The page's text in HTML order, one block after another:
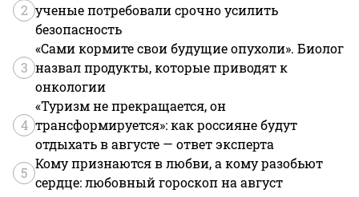
2 ученые потребовали срочно усилить
безопасность
3
«Сами кормите свои будущие опухоли». Биолог
назвал продукты, которые приводят к
онкологии
4
«Туризм не прекращается, он
трансформируется»: как россияне будут
отдыхать в августе — ответ эксперта
5
Кому признаются в любви, а кому разобьют
сердце: любовный гороскоп на август